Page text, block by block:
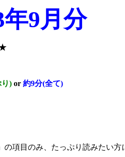
9月分
り) or 約9分(全て)
の項目のみ、たっぷり読みたい方